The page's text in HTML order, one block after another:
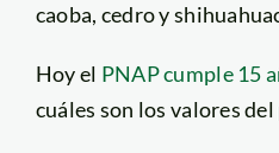
caoba, cedro y
Hoy el PNAP cumple 15
cuáles son los valores